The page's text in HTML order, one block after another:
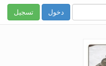
تسجيل